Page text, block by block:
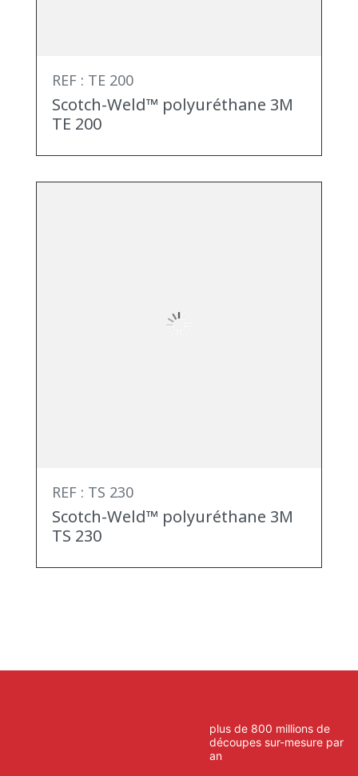
REF : TE 200
Scotch-Weld™ polyuréthane 3M
TE 200
REF : TS 230
Scotch-Weld™ polyuréthane 3M
TS 230
plus de 800 millions de
découpes sur-mesure par
an